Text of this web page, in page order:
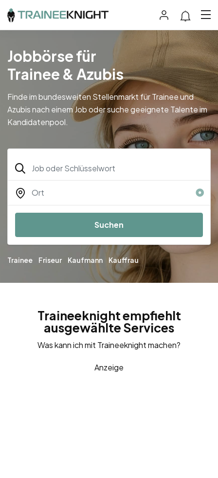
Jobbörse für
Trainee & Azubis
Finde im bundesweiten Stellenmarkt für Trainee und
Azubis nach einem Job oder suche geeignete Talente im
Kandidatenpool.
Suchen
Trainee Friseur Kaufmann Kauffrau
Traineeknight empfiehlt
ausgewählte Services
Was kann ich mit Traineeknight machen?
Anzeige